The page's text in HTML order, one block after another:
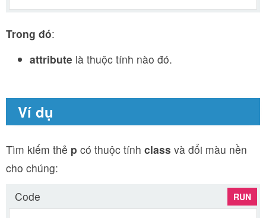
Trong đó:
attribute là thuộc tính nào đó.
Ví dụ
Tìm kiếm thẻ p có thuộc tính class và đổi màu nền
cho chúng:
Code
RUN